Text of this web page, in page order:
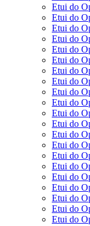
Etui do
Etui do
Etui do
Etui do
Etui do
Etui do
Etui do
Etui do
Etui do
Etui do
Etui do
Etui do
Etui do
Etui do
Etui do
Etui do
Etui do
Etui do
Etui do
Etui do
Etui do